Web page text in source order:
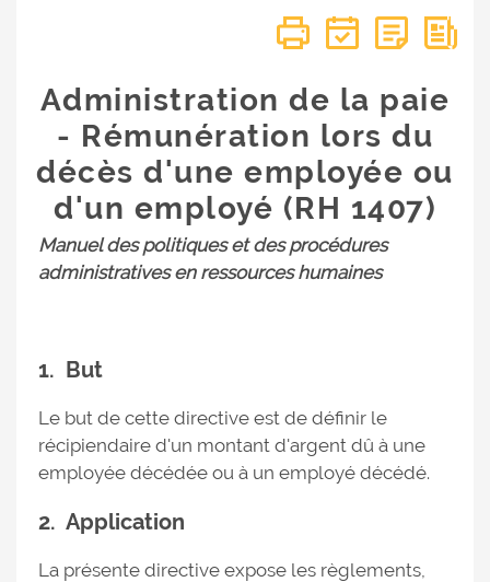
Administration de la paie
- Rémunération lors du
décès d'une employée ou
d'un employé (RH 1407)
Manuel des politiques et des procédures
administratives en ressources humaines
1. But
Le but de cette directive est de définir le
récipiendaire d'un montant d'argent dû à une
employée décédée ou à un employé décédé.
2. Application
La présente directive expose les règlements,